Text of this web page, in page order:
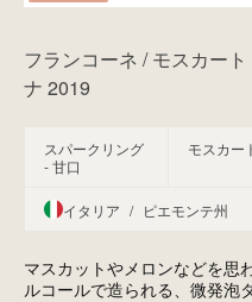
フランコーネ / モスカー
ナ 2019
スパークリング
- 甘口
モスカー
イタリア / ピエモンテ州
マスカットやメロンなどを思
ルコールで造られる、微発泡